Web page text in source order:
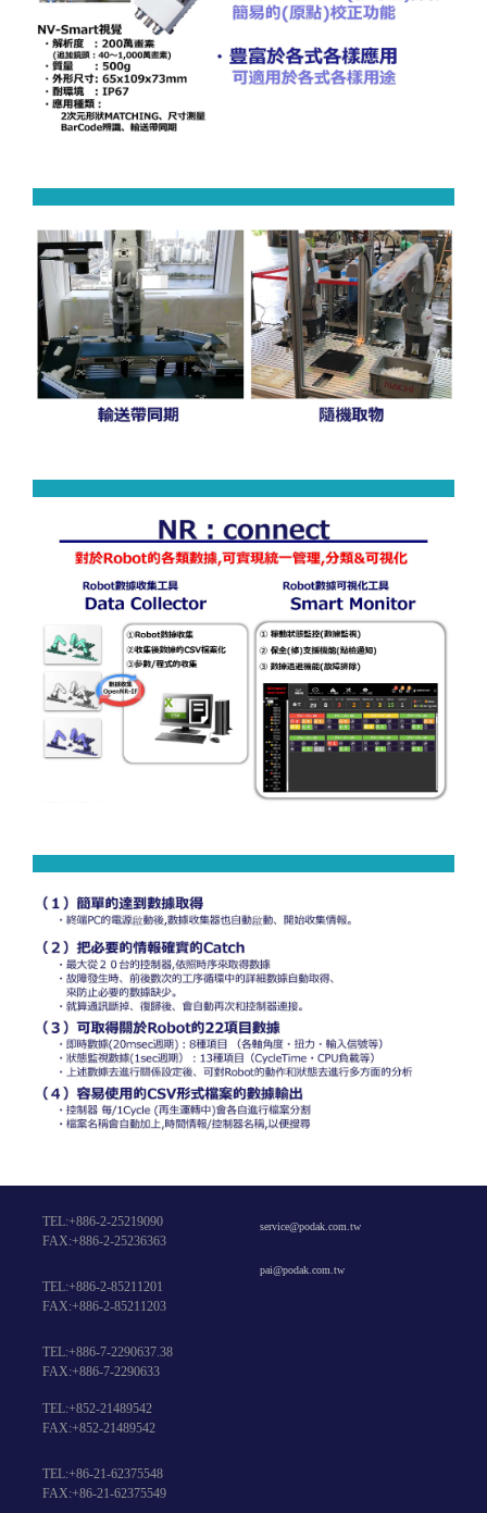
TEL:+886-2-25219090
FAX:+886-2-25236363
TEL:+886-2-85211201
FAX:+886-2-85211203
TEL:+886-7-2290637.38
FAX:+886-7-2290633
TEL:+852-21489542
FAX:+852-21489542
TEL:+86-21-62375548
FAX:+86-21-62375549
service@podak.com.tw
pai@podak.com.tw